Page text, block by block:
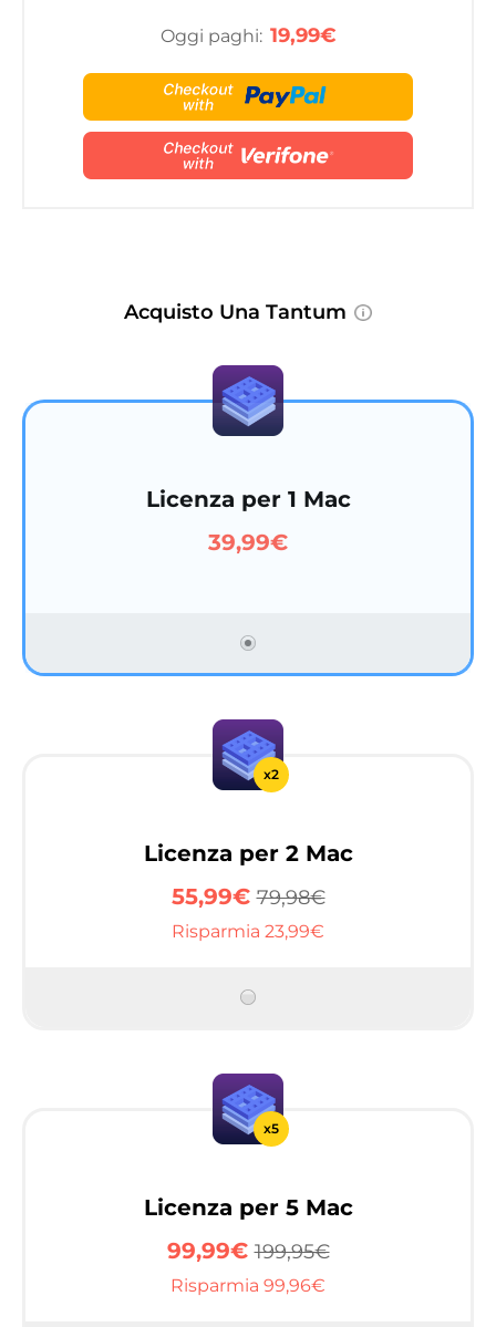
Oggi paghi: 19,99€
Acquisto Una Tantum
Licenza per 1 Mac
39,99€
x2
Licenza per 2 Mac
55,99€79,98€
Risparmia 23,99€
x5
Licenza per 5 Mac
99,99€199,95€
Risparmia 99,96€